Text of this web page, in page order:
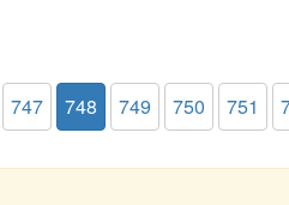
747 748 749 750 751